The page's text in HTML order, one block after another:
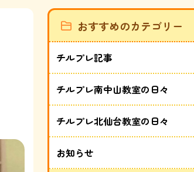
おすすめのカテゴリー
チルプレ記事
チルプレ南中山教室の日々
チルプレ北仙台教室の日々
お知らせ